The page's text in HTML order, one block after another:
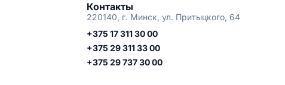
Контакты
220140, г. Минск, ул. Притыцкого, 64
+375 17 311 30 00
+375 29 311 33 00
+375 29 737 30 00